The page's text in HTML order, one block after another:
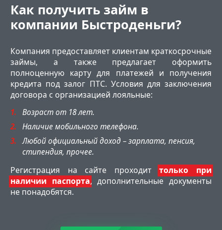
Как получить займ в
компании Быстроденьги?
Компания предоставляет клиентам краткосрочные
займы, а также предлагает оформить
полноценную карту для платежей и получения
кредита под залог ПТС. Условия для заключения
договора с организацией лояльные:
Возраст от 18 лет.
Наличие мобильного телефона.
Любой официальный доход – зарплата, пенсия,
стипендия, прочее.
Регистрация на сайте проходиттолько при
наличии паспорта, дополнительные документы
не понадобятся.